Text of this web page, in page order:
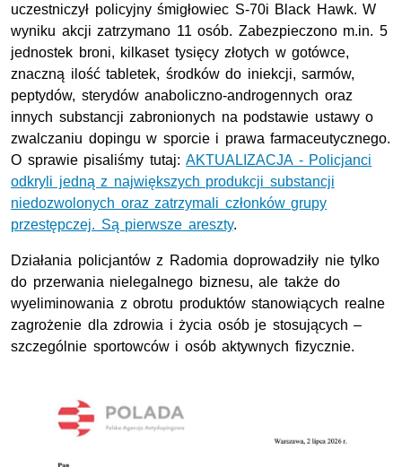
uczestniczył policyjny śmigłowiec S-70i Black Hawk. W
wyniku akcji zatrzymano 11 osób. Zabezpieczono m.in. 5
jednostek broni, kilkaset tysięcy złotych w gotówce,
znaczną ilość tabletek, środków do iniekcji, sarmów,
peptydów, sterydów anaboliczno-androgennych oraz
innych substancji zabronionych na podstawie ustawy o
zwalczaniu dopingu w sporcie i prawa farmaceutycznego.
O sprawie pisaliśmy tutaj:AKTUALIZACJA - Policjanci
odkryli jedną z największych produkcji substancji
niedozwolonych oraz zatrzymali członków grupy
przestępczej. Są pierwsze areszty.
Działania policjantów z Radomia doprowadziły nie tylko
do przerwania nielegalnego biznesu, ale także do
wyeliminowania z obrotu produktów stanowiących realne
zagrożenie dla zdrowia i życia osób je stosujących –
szczególnie sportowców i osób aktywnych fizycznie.